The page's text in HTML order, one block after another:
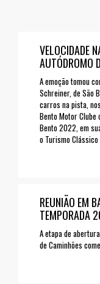
VELOCIDADE
AUTÓDROMO
A emoção tomou
Schreiner, de São
carros na pista,
Bento Motor Clube
Bento 2022, em
o Turismo Clássico
REUNIÃO EM
TEMPORADA
A etapa de
de Caminhões